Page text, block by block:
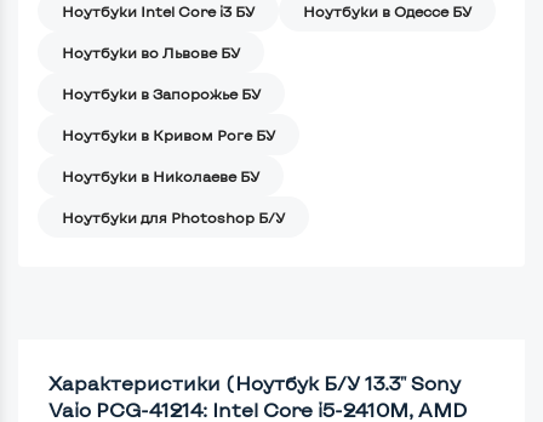
Ноутбуки Intel Core i3 БУ Ноутбуки в Одессе БУ
Ноутбуки во Львове БУ
Ноутбуки в Запорожье БУ
Ноутбуки в Кривом Роге БУ
Ноутбуки в Николаеве БУ
Ноутбуки для Photoshop Б/У
Характеристики (Ноутбук Б/У 13.3" Sony
Vaio PCG-41214: Intel Core i5-2410M, AMD